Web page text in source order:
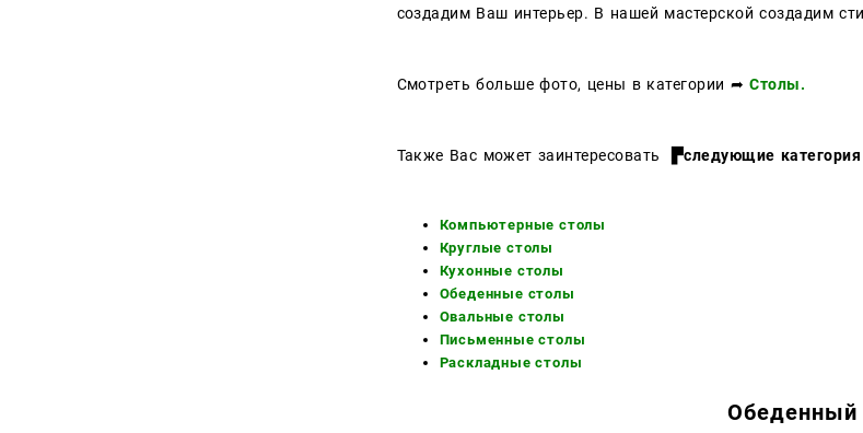
создадим Ваш интерьер. В нашей мастерской создадим
Смотреть больше фото, цены в категории ➦Столы.
Также Вас может заинтересовать ▛следующие
Компьютерные столы
Круглые столы
Кухонные столы
Обеденные столы
Овальные столы
Письменные столы
Раскладные столы
Обеденный